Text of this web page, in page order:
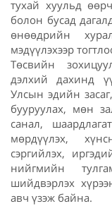
тухай хуульд
болон бусад
өнөөдрийн
мэдүүлэхээр
Төсвийн
дэлхий дахинд
Улсын эдийн
бууруулах, мөн
санал,
мөрдүүлэх,
сэргийлэх,
нийгмийн
шийдвэрлэх
авч үзэж байна.